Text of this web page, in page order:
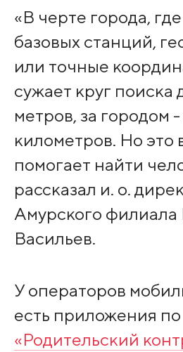
«В черте города,
базовых станций,
или точные
сужает круг поиска
метров, за городом
километров. Но это
помогает найти
рассказал и. о.
Амурского
Васильев.
У операторов
есть приложения по
«Родительский